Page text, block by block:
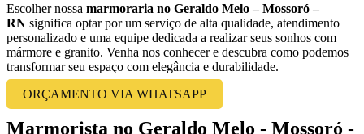
Escolher nossa marmoraria no Geraldo Melo – Mossoró –
RN significa optar por um serviço de alta qualidade, atendimento
personalizado e uma equipe dedicada a realizar seus sonhos com
mármore e granito. Venha nos conhecer e descubra como podemos
transformar seu espaço com elegância e durabilidade.
ORÇAMENTO VIA WHATSAPP
Marmorista no Geraldo Melo - Mossoró -